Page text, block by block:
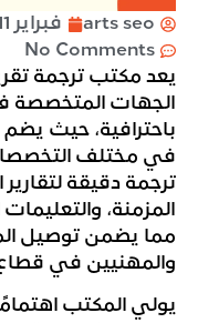
arts seo فبراير 11, 2024
No Comments
يعد مكتب ترجمة
الجهات المتخصصة
باحترافية، حيث
في مختلف
ترجمة دقيقة
المزمنة،
مما يضمن توصيل
والمهنيين في قطاع
يولي المكتب